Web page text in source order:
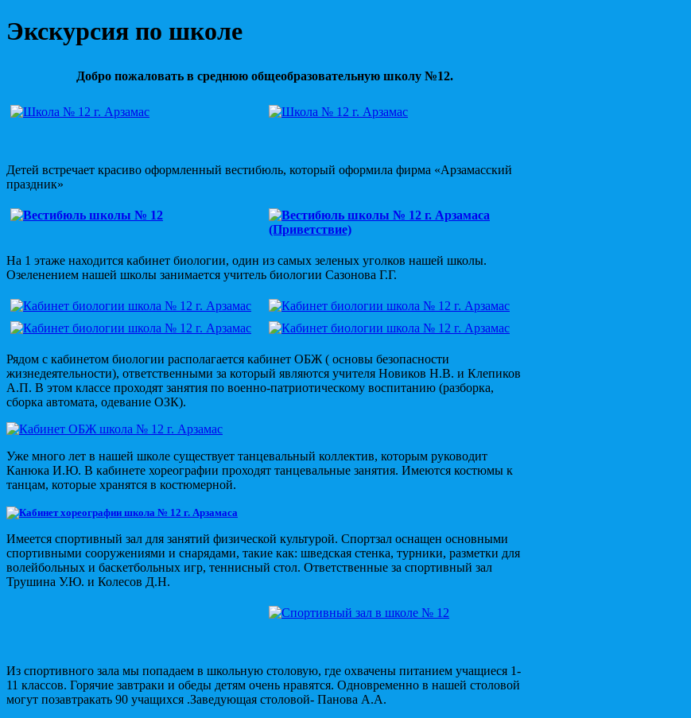
Экскурсия по школе
Добро пожаловать в среднюю общеобразовательную школу №12.
Детей встречает красиво оформленный вестибюль, который оформила фирма «Арзамасский
праздник»
На 1 этаже находится кабинет биологии, один из самых зеленых уголков нашей школы.
Озеленением нашей школы занимается учитель биологии Сазонова Г.Г.
Рядом с кабинетом биологии располагается кабинет ОБЖ ( основы безопасности
жизнедеятельности), ответственными за который являются учителя Новиков Н.В. и Клепиков
А.П. В этом классе проходят занятия по военно-патриотическому воспитанию (разборка,
сборка автомата, одевание ОЗК).
Уже много лет в нашей школе существует танцевальный коллектив, которым руководит
Канюка И.Ю. В кабинете хореографии проходят танцевальные занятия. Имеются костюмы к
танцам, которые хранятся в костюмерной.
Имеется спортивный зал для занятий физической культурой. Спортзал оснащен основными
спортивными сооружениями и снарядами, такие как: шведская стенка, турники, разметки для
волейбольных и баскетбольных игр, теннисный стол. Ответственные за спортивный зал
Трушина У.Ю. и Колесов Д.Н.
Из спортивного зала мы попадаем в школьную столовую, где охвачены питанием учащиеся 1-
11 классов. Горячие завтраки и обеды детям очень нравятся. Одновременно в нашей столовой
могут позавтракать 90 учащихся .Заведующая столовой- Панова А.А.